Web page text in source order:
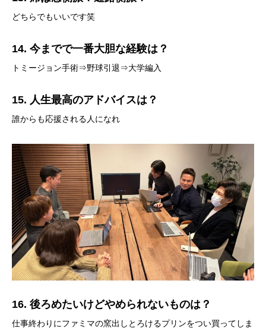
どちらでもいいです笑
14. 今までで一番大胆な経験は？
トミージョン手術⇒野球引退⇒大学編入
15. 人生最高のアドバイスは？
誰からも応援される人になれ
16. 後ろめたいけどやめられないものは？
仕事終わりにファミマの窯出しとろけるプリンをつい買ってしま